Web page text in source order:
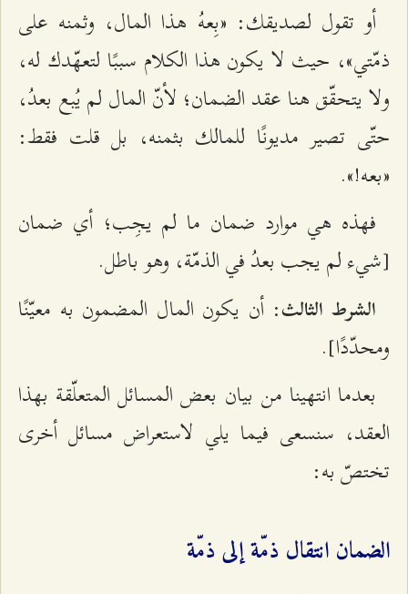
أو تقول لصديقك: «بِعهُ هذا المال، وثمنه على
ذمّتي»، حيث لا يكون هذا الكلام سببًا لتعهّدك له،
ولا يتحقّق هنا عقد الضمان؛ لأنّ المال لم يُبع بعدُ،
حتّى تصير مديونًا للمالك بثمنه، بل قلت فقط:
«بعه!».
فهذه هي موارد ضمان ما لم يجِب؛ أي ضمان
[شيء لم يجب بعدُ في الذمّة، وهو باطل.
الشرط الثالث: أن يكون المال المضمون به معيّنًا
ومحدّدًا].
بعدما انتهينا من بيان بعض المسائل المتعلّقة بهذا
العقد، سنسعى فيما يلي لاستعراض مسائل أخرى
تختصّ به:
الضمان انتقال ذمّة إلى ذمّة